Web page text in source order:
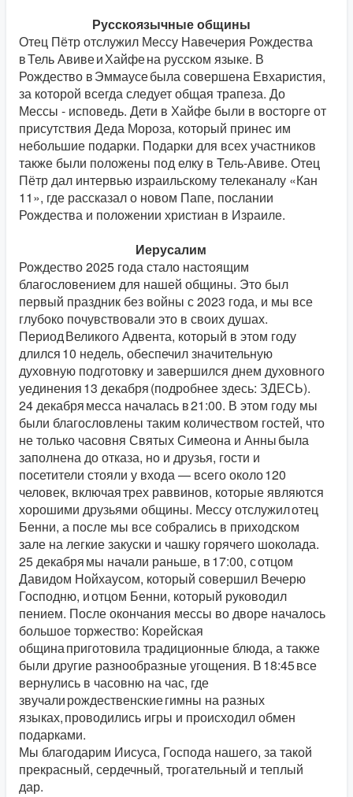
Русскоязычные общины
Отец Пётр отслужил Мессу Навечерия Рождества
в Тель Авиве и Хайфе на русском языке. В
Рождество в Эммаусе была совершена Евхаристия,
за которой всегда следует общая трапеза. До
Мессы - исповедь. Дети в Хайфе были в восторге от
присутствия Деда Мороза, который принес им
небольшие подарки. Подарки для всех участников
также были положены под елку в Тель-Авиве. Отец
Пётр дал интервью израильскому телеканалу «Кан
11», где рассказал о новом Папе, послании
Рождества и положении христиан в Израиле.
Иерусалим
Рождество 2025 года стало настоящим
благословением для нашей общины. Это был
первый праздник без войны с 2023 года, и мы все
глубоко почувствовали это в своих душах.
Период Великого Адвента, который в этом году
длился 10 недель, обеспечил значительную
духовную подготовку и завершился днем ​​духовного
уединения 13 декабря (подробнее здесь: ЗДЕСЬ).
24 декабря месса началась в 21:00. В этом году мы
были благословлены таким количеством гостей, что
не только часовня Святых Симеона и Анны была
заполнена до отказа, но и друзья, гости и
посетители стояли у входа — всего около 120
человек, включая трех раввинов, которые являются
хорошими друзьями общины. Мессу отслужил отец
Бенни, а после мы все собрались в приходском
зале на легкие закуски и чашку горячего шоколада.
25 декабря мы начали раньше, в 17:00, с отцом
Давидом Нойхаусом, который совершил Вечерю
Господню, и отцом Бенни, который руководил
пением. После окончания мессы во дворе началось
большое торжество: Корейская
община приготовила традиционные блюда, а также
были другие разнообразные угощения. В 18:45 все
вернулись в часовню на час, где
звучали рождественские гимны на разных
языках, проводились игры и происходил обмен
подарками.
Мы благодарим Иисуса, Господа нашего, за такой
прекрасный, сердечный, трогательный и теплый
дар.